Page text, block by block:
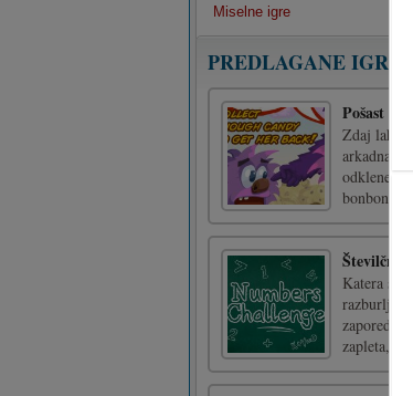
Miselne igre
PREDLAGANE IGRE
Pošast
Zdaj lahko
arkadna
odklenete
bonbon
Številčni
Katera
razburljiva
zapored,
zapleta,